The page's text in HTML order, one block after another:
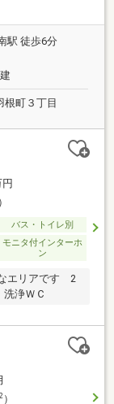
駅 徒歩6分
根町３丁目
バス・トイレ別
モニタ付インターホ
ン
エリアです 2
浄ＷＣ
2）